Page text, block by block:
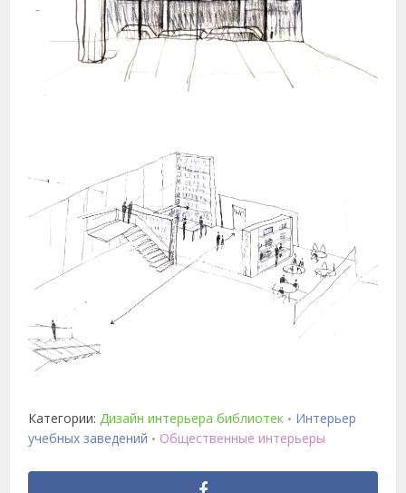
Категории:Дизайн интерьера библиотек • Интерьер
учебных заведений • Общественные интерьеры